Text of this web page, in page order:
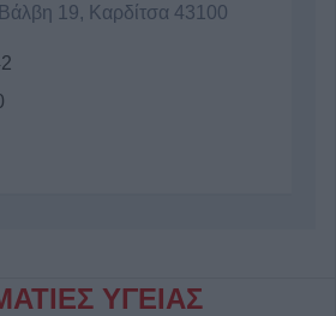
19, Καρδίτσα 43100
ΥΓΕΙΑΣ